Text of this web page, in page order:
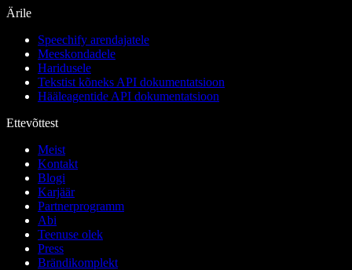
Ärile
Speechify arendajatele
Meeskondadele
Haridusele
Tekstist kõneks API dokumentatsioon
Hääleagentide API dokumentatsioon
Ettevõttest
Meist
Kontakt
Blogi
Karjäär
Partnerprogramm
Abi
Teenuse olek
Press
Brändikomplekt